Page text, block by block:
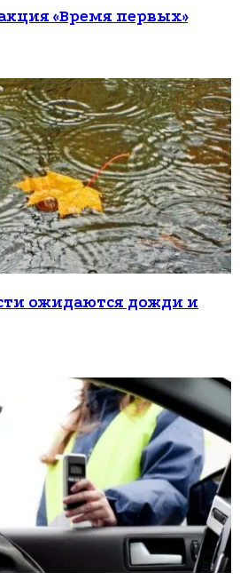
«Время первых»
ожидаются дожди и